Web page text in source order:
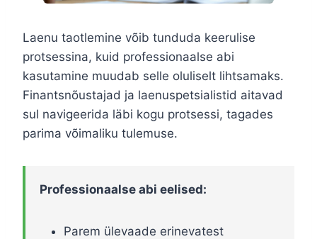
Laenu taotlemine võib tunduda keerulise
protsessina, kuid professionaalse abi
kasutamine muudab selle oluliselt lihtsamaks.
Finantsnõustajad ja laenuspetsialistid aitavad
sul navigeerida läbi kogu protsessi, tagades
parima võimaliku tulemuse.
Professionaalse abi eelised:
Parem ülevaade erinevatest